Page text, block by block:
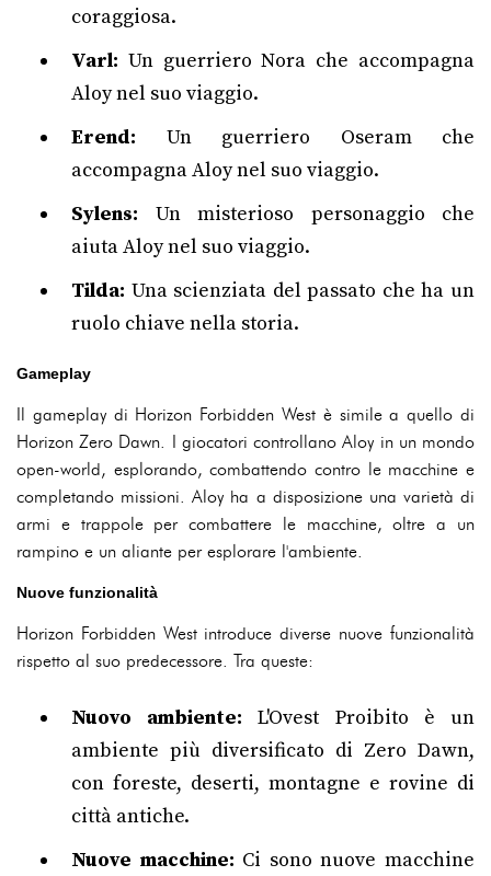
coraggiosa.
Varl: Un guerriero Nora che accompagna
Aloy nel suo viaggio.
Erend: Un guerriero Oseram che
accompagna Aloy nel suo viaggio.
Sylens: Un misterioso personaggio che
aiuta Aloy nel suo viaggio.
Tilda: Una scienziata del passato che ha un
ruolo chiave nella storia.
Gameplay
Il gameplay di Horizon Forbidden West è simile a quello di
Horizon Zero Dawn. I giocatori controllano Aloy in un mondo
open-world, esplorando, combattendo contro le macchine e
completando missioni. Aloy ha a disposizione una varietà di
armi e trappole per combattere le macchine, oltre a un
rampino e un aliante per esplorare l'ambiente.
Nuove funzionalità
Horizon Forbidden West introduce diverse nuove funzionalità
rispetto al suo predecessore. Tra queste:
Nuovo ambiente: L'Ovest Proibito è un
ambiente più diversificato di Zero Dawn,
con foreste, deserti, montagne e rovine di
città antiche.
Nuove macchine: Ci sono nuove macchine